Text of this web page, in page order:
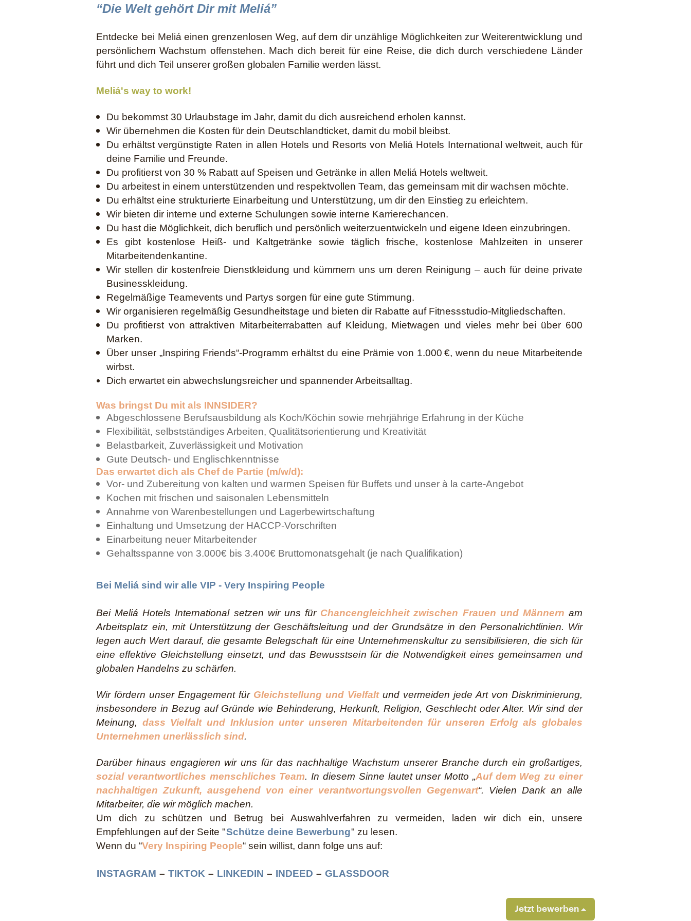
“Die Welt gehört Dir mit Meliá”
Entdecke bei Meliá einen grenzenlosen Weg, auf dem dir unzählige Möglichkeiten zur Weiterentwicklung und
persönlichem Wachstum offenstehen. Mach dich bereit für eine Reise, die dich durch verschiedene Länder
führt und dich Teil unserer großen globalen Familie werden lässt.
Meliá's way to work!
Du bekommst 30 Urlaubstage im Jahr, damit du dich ausreichend erholen kannst.
Wir übernehmen die Kosten für dein Deutschlandticket, damit du mobil bleibst.
Du erhältst vergünstigte Raten in allen Hotels und Resorts von Meliá Hotels International weltweit, auch für
deine Familie und Freunde.
Du profitierst von 30 % Rabatt auf Speisen und Getränke in allen Meliá Hotels weltweit.
Du arbeitest in einem unterstützenden und respektvollen Team, das gemeinsam mit dir wachsen möchte.
Du erhältst eine strukturierte Einarbeitung und Unterstützung, um dir den Einstieg zu erleichtern.
Wir bieten dir interne und externe Schulungen sowie interne Karrierechancen.
Du hast die Möglichkeit, dich beruflich und persönlich weiterzuentwickeln und eigene Ideen einzubringen.
Es gibt kostenlose Heiß- und Kaltgetränke sowie täglich frische, kostenlose Mahlzeiten in unserer
Mitarbeitendenkantine.
Wir stellen dir kostenfreie Dienstkleidung und kümmern uns um deren Reinigung – auch für deine private
Businesskleidung.
Regelmäßige Teamevents und Partys sorgen für eine gute Stimmung.
Wir organisieren regelmäßig Gesundheitstage und bieten dir Rabatte auf Fitnessstudio-Mitgliedschaften.
Du profitierst von attraktiven Mitarbeiterrabatten auf Kleidung, Mietwagen und vieles mehr bei über 600
Marken.
Über unser „Inspiring Friends“-Programm erhältst du eine Prämie von 1.000 €, wenn du neue Mitarbeitende
wirbst.
Dich erwartet ein abwechslungsreicher und spannender Arbeitsalltag.
Was bringst Du mit als INNSIDER?
Abgeschlossene Berufsausbildung als Koch/Köchin sowie mehrjährige Erfahrung in der Küche
Flexibilität, selbstständiges Arbeiten, Qualitätsorientierung und Kreativität
Belastbarkeit, Zuverlässigkeit und Motivation
Gute Deutsch- und Englischkenntnisse
Das erwartet dich als Chef de Partie (m/w/d):
Vor- und Zubereitung von kalten und warmen Speisen für Buffets und unser à la carte-Angebot
Kochen mit frischen und saisonalen Lebensmitteln
Annahme von Warenbestellungen und Lagerbewirtschaftung
Einhaltung und Umsetzung der HACCP-Vorschriften
Einarbeitung neuer Mitarbeitender
Gehaltsspanne von 3.000€ bis 3.400€ Bruttomonatsgehalt (je nach Qualifikation)
Bei Meliá sind wir alle VIP - Very Inspiring People
Bei Meliá Hotels International setzen wir uns für Chancengleichheit zwischen Frauen und Männern am
Arbeitsplatz ein, mit Unterstützung der Geschäftsleitung und der Grundsätze in den Personalrichtlinien. Wir
legen auch Wert darauf, die gesamte Belegschaft für eine Unternehmenskultur zu sensibilisieren, die sich für
eine effektive Gleichstellung einsetzt, und das Bewusstsein für die Notwendigkeit eines gemeinsamen und
globalen Handelns zu schärfen.
Wir fördern unser Engagement für Gleichstellung und Vielfaltund vermeiden jede Art von Diskriminierung,
insbesondere in Bezug auf Gründe wie Behinderung, Herkunft, Religion, Geschlecht oder Alter. Wir sind der
Meinung, dass Vielfalt und Inklusion unter unseren Mitarbeitenden für unseren Erfolg als globales
Unternehmen unerlässlich sind.
Darüber hinaus engagieren wir uns für das nachhaltige Wachstum unserer Branche durch ein großartiges,
sozial verantwortliches menschliches Team. In diesem Sinne lautet unser Motto „Auf dem Weg zu einer
nachhaltigen Zukunft, ausgehend von einer verantwortungsvollen Gegenwart“. Vielen Dank an alle
Mitarbeiter, die wir möglich machen.
Um dich zu schützen und Betrug bei Auswahlverfahren zu vermeiden, laden wir dich ein, unsere
Empfehlungen auf der Seite "Schütze deine Bewerbung" zu lesen.
Wenn du “Very Inspiring People“ sein willist, dann folge uns auf:
INSTAGRAM – TIKTOK – LINKEDIN – INDEED – GLASSDOOR
Jetzt bewerben